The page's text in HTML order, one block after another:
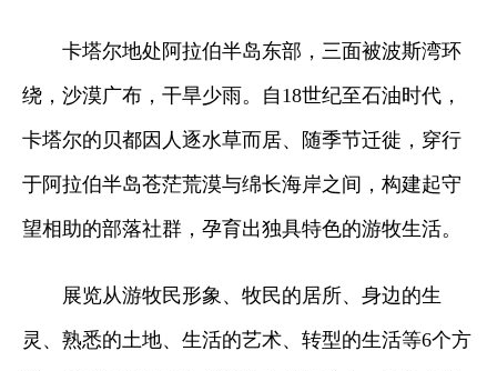
卡塔尔地处阿拉伯半岛东部，三面被波斯湾环
绕，沙漠广布，干旱少雨。自18世纪至石油时代，
卡塔尔的贝都因人逐水草而居、随季节迁徙，穿行
于阿拉伯半岛苍茫荒漠与绵长海岸之间，构建起守
望相助的部落社群，孕育出独具特色的游牧生活。
展览从游牧民形象、牧民的居所、身边的生
灵、熟悉的土地、生活的艺术、转型的生活等6个方